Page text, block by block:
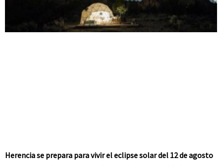
Herencia se prepara para vivir el eclipse solar del 12 de agosto